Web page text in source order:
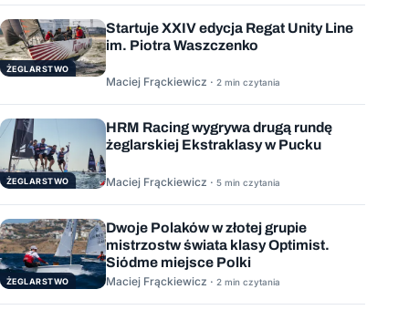
ŻEGLARSTWO
Startuje XXIV edycja Regat Unity Line
im. Piotra Waszczenko
Maciej Frąckiewicz · 2 min czytania
ŻEGLARSTWO
HRM Racing wygrywa drugą rundę
żeglarskiej Ekstraklasy w Pucku
Maciej Frąckiewicz · 5 min czytania
ŻEGLARSTWO
Dwoje Polaków w złotej grupie
mistrzostw świata klasy Optimist.
Siódme miejsce Polki
Maciej Frąckiewicz · 2 min czytania